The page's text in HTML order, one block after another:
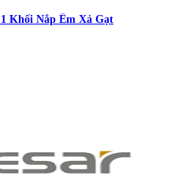
Khối Nắp Êm Xả Gạt